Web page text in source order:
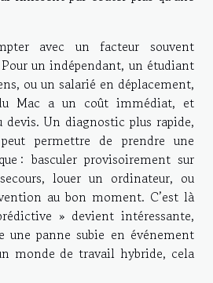
avec un facteur souvent
un indépendant, un étudiant
ou un salarié en déplacement,
Mac a un coût immédiat, et
devis. Un diagnostic plus rapide,
permettre de prendre une
: basculer provisoirement sur
louer un ordinateur, ou
au bon moment. C’est là
» devient intéressante,
une panne subie en événement
monde de travail hybride, cela